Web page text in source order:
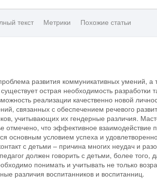
текст Метрики Похожие статьи
развития коммуникативных умений,
острая необходимость разработки
реализации качественно новой
связанных с обеспечением речевого
учитывающих их гендерные различия.
отмечено, что эффективное взаимодействие
основным условием успеха и
с детьми – причина многих неудач и
должен говорить с детьми, более
понимать и учитывать не только
различия воспитанников и воспитанниц.